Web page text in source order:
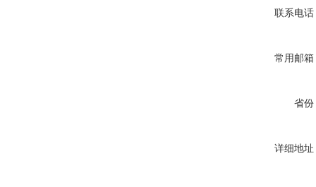
联系电话
常用邮箱
省份
详细地址